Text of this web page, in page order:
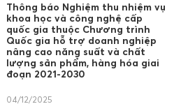
Thông báo Nghiệm thu nhiệm vụ
khoa học và công nghệ cấp
quốc gia thuộc Chương trình
Quốc gia hỗ trợ doanh nghiệp
nâng cao năng suất và chất
lượng sản phẩm, hàng hóa giai
đoạn 2021-2030
04/12/2025